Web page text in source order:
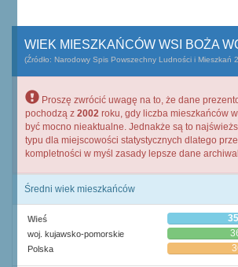
WIEK MIESZKAŃCÓW WSI BOŻA
(Źródło: Narodowy Spis Powszechny Ludności i Mieszkań
Proszę zwrócić uwagę na to, że dane
pochodzą z 2002 roku, gdy liczba mieszkańców
być mocno nieaktualne. Jednakże są to
typu dla miejscowości statystycznych dlatego
kompletności w myśl zasady lepsze dane
Średni wiek mieszkańców
Wieś
woj. kujawsko-pomorskie
Polska